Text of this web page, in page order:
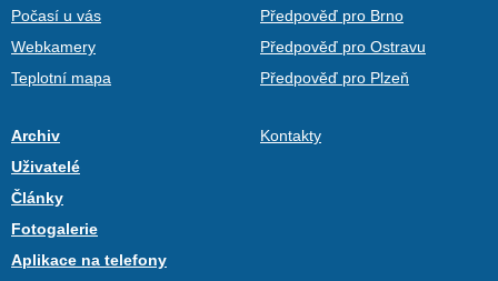
Počasí u vás
Webkamery
Teplotní mapa
Předpověď pro Brno
Předpověď pro Ostravu
Předpověď pro Plzeň
Archiv
Uživatelé
Články
Fotogalerie
Aplikace na telefony
Kontakty